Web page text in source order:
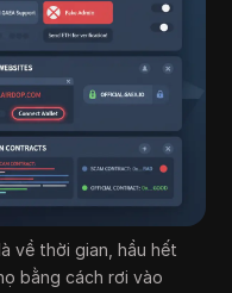
về thời gian, hầu hết
bằng cách rơi vào